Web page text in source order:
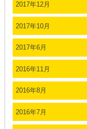
2017年12月
2017年10月
2017年6月
2016年11月
2016年8月
2016年7月